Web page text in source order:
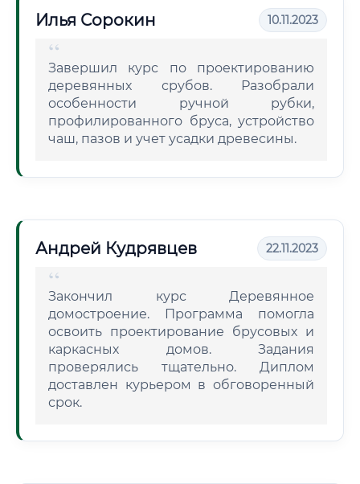
Илья Сорокин 10.11.2023
Завершил курс по проектированию
деревянных срубов. Разобрали
особенности ручной рубки,
профилированного бруса, устройство
чаш, пазов и учет усадки древесины.
Андрей Кудрявцев 22.11.2023
Закончил курс Деревянное
домостроение. Программа помогла
освоить проектирование брусовых и
каркасных домов. Задания
проверялись тщательно. Диплом
доставлен курьером в обговоренный
срок.